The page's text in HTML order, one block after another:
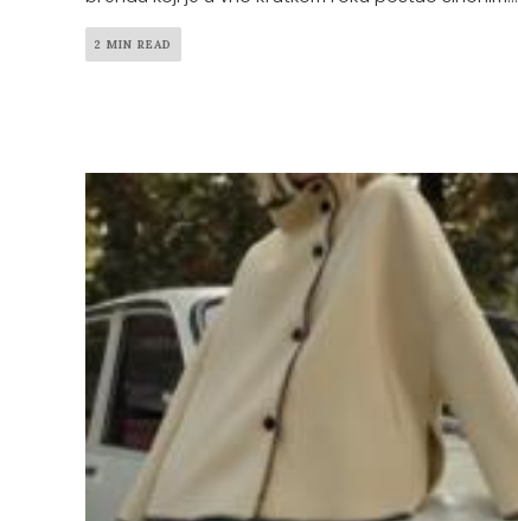
2 MIN READ